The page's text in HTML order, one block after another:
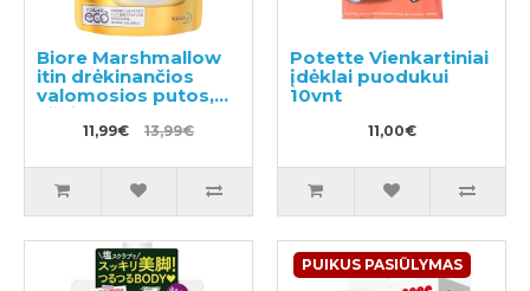
Biore Marshmallow
itin drėkinančios
valomosios putos,
užpildas 130ml
11,99€ 13,99€
Potette Vienkartiniai
įdėklai puodukui
10vnt
11,00€
PUIKUS PASIŪLYMAS